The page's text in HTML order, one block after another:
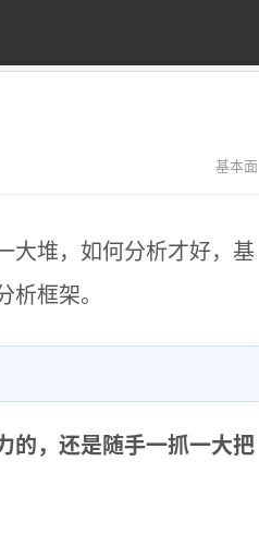
基本面
大堆，如何分析才好，基
框架。
的，还是随手一抓一大把